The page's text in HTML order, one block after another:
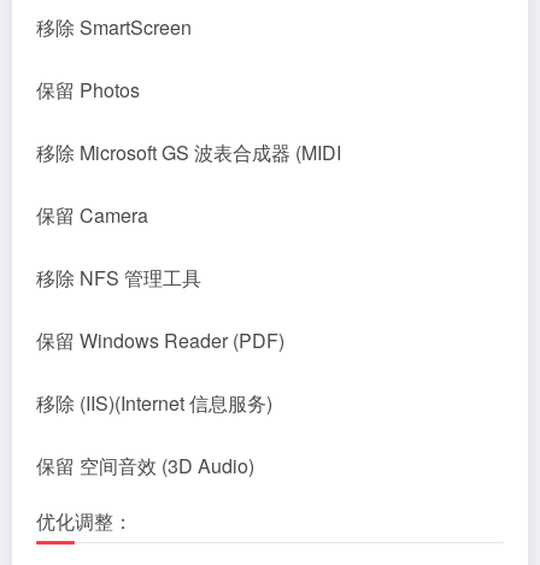
移除 SmartScreen
保留 Photos
移除 Microsoft GS 波表合成器 (MIDI
保留 Camera
移除 NFS 管理工具
保留 Windows Reader (PDF)
移除 (IIS)(Internet 信息服务)
保留 空间音效 (3D Audio)
优化调整：